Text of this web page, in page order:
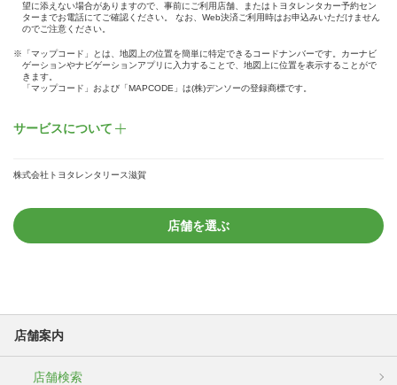
望に添えない場合がありますので、事前にご利用店舗、またはトヨタレンタカー予約セン
ターまでお電話にてご確認ください。 なお、Web決済ご利用時はお申込みいただけません
のでご注意ください。
※「マップコード」とは、地図上の位置を簡単に特定できるコードナンバーです。カーナビ
ゲーションやナビゲーションアプリに入力することで、地図上に位置を表示することがで
きます。
「マップコード」および「MAPCODE」は(株)デンソーの登録商標です。
サービスについて
株式会社トヨタレンタリース滋賀
店舗を選ぶ
店舗案内
店舗検索